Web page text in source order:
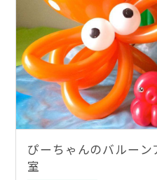
ぴーちゃんのバルー
室